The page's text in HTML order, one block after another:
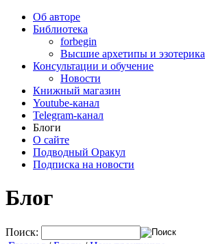
Об авторе
Библиотека
forbegin
Высшие архетипы и эзотерика
Консультации и обучение
Новости
Книжный магазин
Youtube-канал
Telegram-канал
Блоги
О сайте
Подводный Оракул
Подписка на новости
Блог
Поиск: